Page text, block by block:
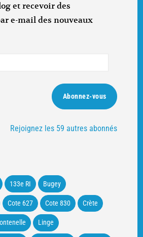
et recevoir des
e-mail des nouveaux
Abonnez-vous
Rejoignez les 59 autres abonnés
133e RI Bugey
Cote 627 Cote 830 Crète
Linge